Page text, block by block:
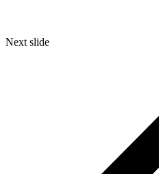
Next slide